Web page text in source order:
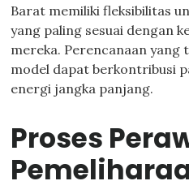
Barat memiliki fleksibilitas
yang paling sesuai dengan
mereka. Perencanaan yang
model dapat berkontribusi
energi jangka panjang.
Proses